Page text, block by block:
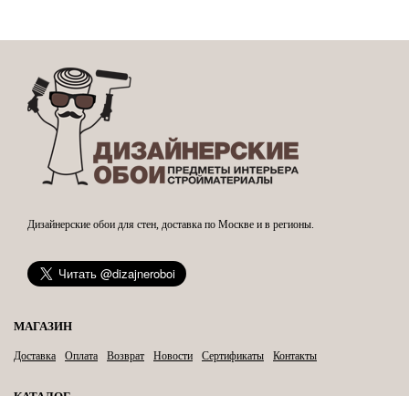
Дизайнерские обои для стен, доставка по Москве и в регионы.
МАГАЗИН
Доставка Оплата Возврат Новости Сертификаты Контакты